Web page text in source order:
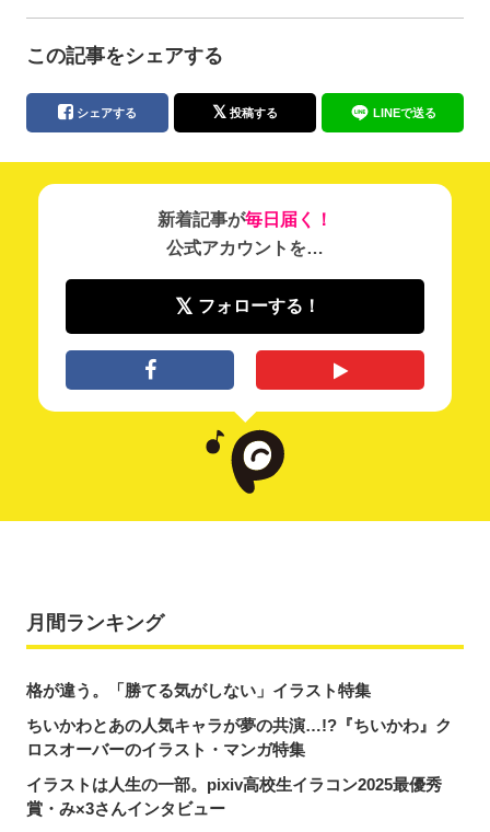
この記事をシェアする
シェアする 投稿する LINEで送る
新着記事が毎日届く！
公式アカウントを…
フォローする！
月間ランキング
格が違う。「勝てる気がしない」イラスト特集
ちいかわとあの人気キャラが夢の共演…!?『ちいかわ』ク
ロスオーバーのイラスト・マンガ特集
イラストは人生の一部。pixiv高校生イラコン2025最優秀
賞・み×3さんインタビュー